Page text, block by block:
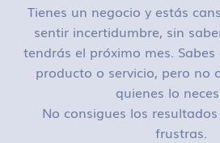
Tienes un negocio y estás
sentir incertidumbre, sin
tendrás el próximo mes.
producto o servicio, pero no
quienes lo
No consigues los
frustras.